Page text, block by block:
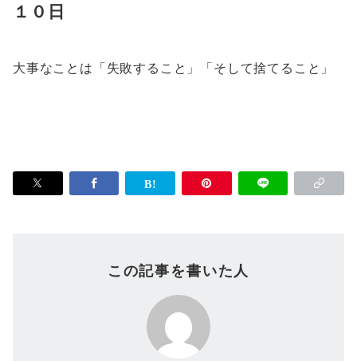
１０日
大事なことは「失敗すること」「そして捨てること」
この記事を書いた人